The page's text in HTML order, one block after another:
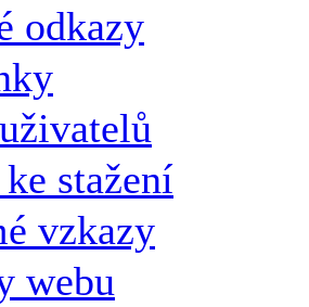
odkazy
stažení
vzkazy
webu